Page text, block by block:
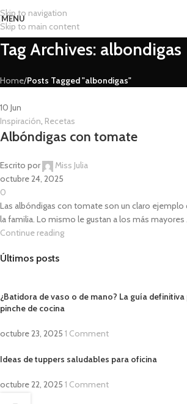
Skip to navigation
Skip to main content
MENU
Tag Archives: albondigas
Home/Posts Tagged "albondigas"
10 Jun
Inspiración, Recetas
Albóndigas con tomate
Escrito por
Miss Julia
octubre 24, 2025
0
Las albóndigas con tomate son un claro ejemplo
la familia. Lo mismo le gustan a los más mayores
Continue reading
Últimos posts
¿Batidora de vaso o de mano? La guía
pinche de cocina
octubre 23, 2025 1 Comment
Ideas de tuppers saludables para oficina
octubre 22, 2025 1 Comment